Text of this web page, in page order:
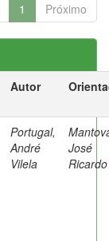
1 Próximo
Autor
Portugal,
André
Vilela
José
Ricardo